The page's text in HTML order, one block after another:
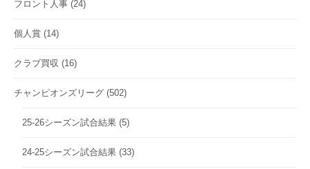
フロント人事 (24)
個人賞 (14)
クラブ買収 (16)
チャンピオンズリーグ (502)
25-26シーズン試合結果 (5)
24-25シーズン試合結果 (33)